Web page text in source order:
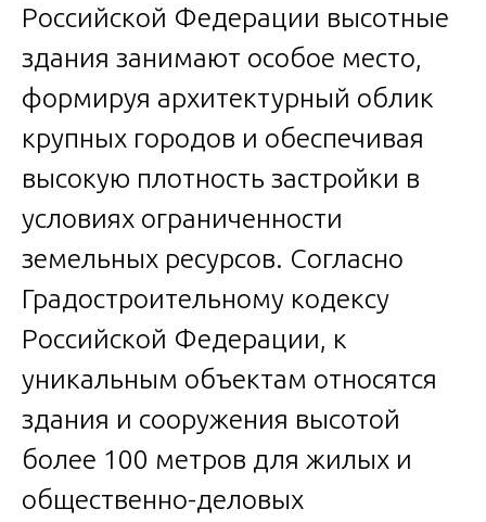
Российской Федерации высотные
здания занимают особое место,
формируя архитектурный облик
крупных городов и обеспечивая
высокую плотность застройки в
условиях ограниченности
земельных ресурсов. Согласно
Градостроительному кодексу
Российской Федерации, к
уникальным объектам относятся
здания и сооружения высотой
более 100 метров для жилых и
общественно-деловых